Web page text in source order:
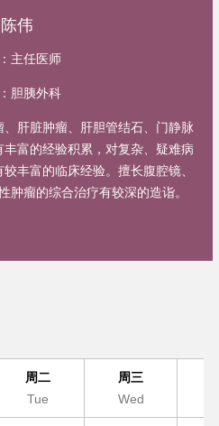
陈伟
主任医师
胆胰外科
肝脏肿瘤、肝胆管结石、门静脉
富的经验积累，对复杂、疑难病
丰富的临床经验。擅长腹腔镜、
肿瘤的综合治疗有较深的造诣。
周二
Tue
周三
Wed